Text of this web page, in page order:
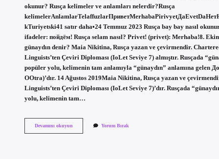
okunur? Rusça kelimeler ve anlamları nelerdir?Rusça
kTuriyetski41 satır daha•24 Temmuz 2023 Rusça bay bay nasıl
ifadeler: пойдём! Rusça selam nasıl? Privet! (privet): Merhaba!8.
günaydın denir? Maia Nikitina, Rusça yazan ve çevirmendir.
Linguists’ten Çeviri Diploması (IoLet Seviye 7) almıştır. Rusçada
popüler yolu, kelimenin tam anlamıyla “günaydın” anlamına gelen
OOtra)’dır. 14 Ağustos 2019Maia Nikitina, Rusça yazan ve
Linguists’ten Çeviri Diploması (IoLet Seviye 7)’dır. Rusçada
yolu, kelimenin tam…
Devamını okuyun Yorum Bırak